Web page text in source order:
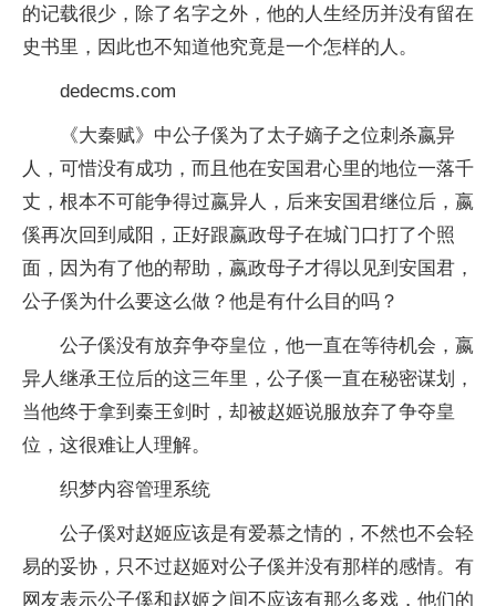
的记载很少，除了名字之外，他的人生经历并没有留在
史书里，因此也不知道他究竟是一个怎样的人。
dedecms.com
《大秦赋》中公子傒为了太子嫡子之位刺杀嬴异
人，可惜没有成功，而且他在安国君心里的地位一落千
丈，根本不可能争得过嬴异人，后来安国君继位后，嬴
傒再次回到咸阳，正好跟嬴政母子在城门口打了个照
面，因为有了他的帮助，嬴政母子才得以见到安国君，
公子傒为什么要这么做？他是有什么目的吗？
公子傒没有放弃争夺皇位，他一直在等待机会，嬴
异人继承王位后的这三年里，公子傒一直在秘密谋划，
当他终于拿到秦王剑时，却被赵姬说服放弃了争夺皇
位，这很难让人理解。
织梦内容管理系统
公子傒对赵姬应该是有爱慕之情的，不然也不会轻
易的妥协，只不过赵姬对公子傒并没有那样的感情。有
网友表示公子傒和赵姬之间不应该有那么多戏，他们的